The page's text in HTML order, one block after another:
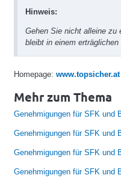
Hinweis:
Gehen Sie nicht alleine zu
bleibt in einem erträglichen
Homepage: www.topsicher.at
Mehr zum Thema
Genehmigungen für SFK und
Genehmigungen für SFK und
Genehmigungen für SFK und
Genehmigungen für SFK und